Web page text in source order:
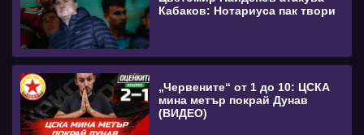
Кабаков: Нотариуса пак твори
„Червените“ от 1 до 10: ЦСКА
мина метър покрай Дунав
(ВИДЕО)